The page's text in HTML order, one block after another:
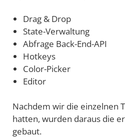
Drag & Drop
State-Verwaltung
Abfrage Back-End-API
Hotkeys
Color-Picker
Editor
Nachdem wir die einzelnen
hatten, wurden daraus die
gebaut.